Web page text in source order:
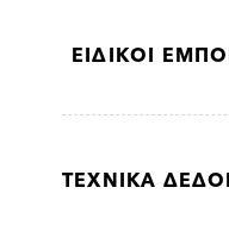
ΕΙΔΙΚΟΊ
ΤΕΧΝΙΚΆ